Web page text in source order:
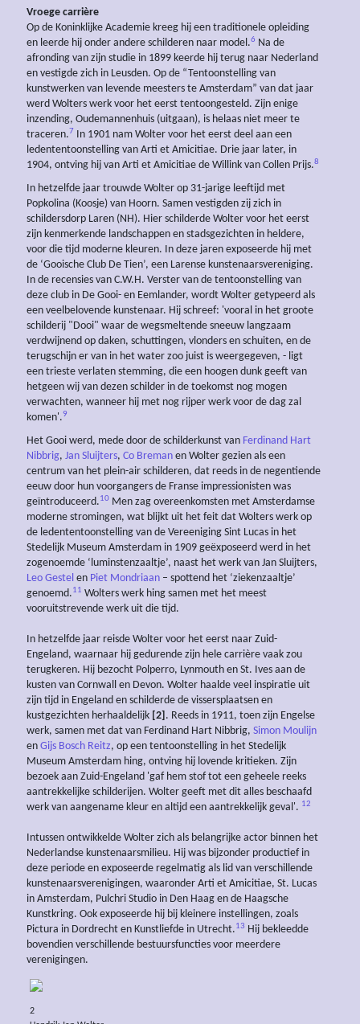
Vroege carrière
Op de Koninklijke Academie kreeg hij een traditionele opleiding
en leerde hij onder andere schilderen naar model.6 Na de
afronding van zijn studie in 1899 keerde hij terug naar Nederland
en vestigde zich in Leusden. Op de “Tentoonstelling van
kunstwerken van levende meesters te Amsterdam” van dat jaar
werd Wolters werk voor het eerst tentoongesteld. Zijn enige
inzending, Oudemannenhuis (uitgaan), is helaas niet meer te
traceren.7 In 1901 nam Wolter voor het eerst deel aan een
ledententoonstelling van Arti et Amicitiae. Drie jaar later, in
1904, ontving hij van Arti et Amicitiae de Willink van Collen Prijs.8
In hetzelfde jaar trouwde Wolter op 31-jarige leeftijd met
Popkolina (Koosje) van Hoorn. Samen vestigden zij zich in
schildersdorp Laren (NH). Hier schilderde Wolter voor het eerst
zijn kenmerkende landschappen en stadsgezichten in heldere,
voor die tijd moderne kleuren. In deze jaren exposeerde hij met
de ‘Gooische Club De Tien’, een Larense kunstenaarsvereniging.
In de recensies van C.W.H. Verster van de tentoonstelling van
deze club in De Gooi- en Eemlander, wordt Wolter getypeerd als
een veelbelovende kunstenaar. Hij schreef: 'vooral in het groote
schilderij "Dooi" waar de wegsmeltende sneeuw langzaam
verdwijnend op daken, schuttingen, vlonders en schuiten, en de
terugschijn er van in het water zoo juist is weergegeven, - ligt
een trieste verlaten stemming, die een hoogen dunk geeft van
hetgeen wij van dezen schilder in de toekomst nog mogen
verwachten, wanneer hij met nog rijper werk voor de dag zal
komen'.9
Het Gooi werd, mede door de schilderkunst van Ferdinand Hart
Nibbrig, Jan Sluijters, Co Breman en Wolter gezien als een
centrum van het plein-air schilderen, dat reeds in de negentiende
eeuw door hun voorgangers de Franse impressionisten was
geïntroduceerd.10 Men zag overeenkomsten met Amsterdamse
moderne stromingen, wat blijkt uit het feit dat Wolters werk op
de ledententoonstelling van de Vereeniging Sint Lucas in het
Stedelijk Museum Amsterdam in 1909 geëxposeerd werd in het
zogenoemde ‘luminstenzaaltje’, naast het werk van Jan Sluijters,
Leo Gestel en Piet Mondriaan – spottend het ‘ziekenzaaltje’
genoemd.11 Wolters werk hing samen met het meest
vooruitstrevende werk uit die tijd.
In hetzelfde jaar reisde Wolter voor het eerst naar Zuid-
Engeland, waarnaar hij gedurende zijn hele carrière vaak zou
terugkeren. Hij bezocht Polperro, Lynmouth en St. Ives aan de
kusten van Cornwall en Devon. Wolter haalde veel inspiratie uit
zijn tijd in Engeland en schilderde de vissersplaatsen en
kustgezichten herhaaldelijk [2] . Reeds in 1911, toen zijn Engelse
werk, samen met dat van Ferdinand Hart Nibbrig, Simon Moulijn
en Gijs Bosch Reitz, op een tentoonstelling in het Stedelijk
Museum Amsterdam hing, ontving hij lovende kritieken. Zijn
bezoek aan Zuid-Engeland 'gaf hem stof tot een geheele reeks
aantrekkelijke schilderijen. Wolter geeft met dit alles beschaafd
werk van aangename kleur en altijd een aantrekkelijk geval'. 12
Intussen ontwikkelde Wolter zich als belangrijke actor binnen het
Nederlandse kunstenaarsmilieu. Hij was bijzonder productief in
deze periode en exposeerde regelmatig als lid van verschillende
kunstenaarsverenigingen, waaronder Arti et Amicitiae, St. Lucas
in Amsterdam, Pulchri Studio in Den Haag en de Haagsche
Kunstkring. Ook exposeerde hij bij kleinere instellingen, zoals
Pictura in Dordrecht en Kunstliefde in Utrecht.13 Hij bekleedde
bovendien verschillende bestuursfuncties voor meerdere
verenigingen.
2